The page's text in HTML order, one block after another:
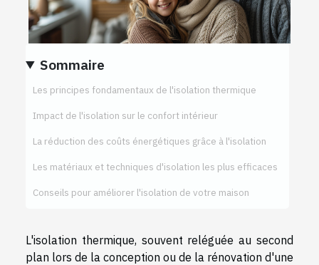
Sommaire
Les principes fondamentaux de l'isolation thermique
Impact de l'isolation sur le confort intérieur
La réduction des coûts énergétiques grâce à l'isolation
Les matériaux et techniques d'isolation les plus efficaces
Conseils pour améliorer l'isolation de votre maison
L'isolation thermique, souvent reléguée au second
plan lors de la conception ou de la rénovation d'une